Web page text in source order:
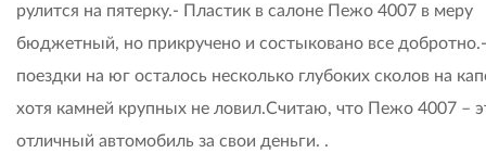
рулится на пятерку.- Пластик в салоне Пежо 4007 в меру
бюджетный, но прикручено и состыковано все
поездки на юг осталось несколько глубоких сколов на
хотя камней крупных не ловил.Считаю, что Пежо 4007 –
отличный автомобиль за свои деньги. .